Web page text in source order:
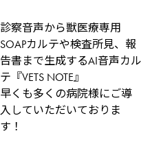
診察音声から獣医療専用
SOAPカルテや検査所見、報
告書まで生成するAI音声カル
テ『VETS NOTE』
早くも多くの病院様にご導
入していただいておりま
す！